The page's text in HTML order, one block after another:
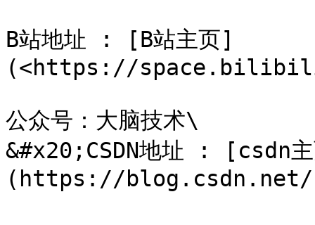
B站地址 : [B站主页]
(<https://
公众号：大脑技术\
&#x20;CSDN地址 : [csdn